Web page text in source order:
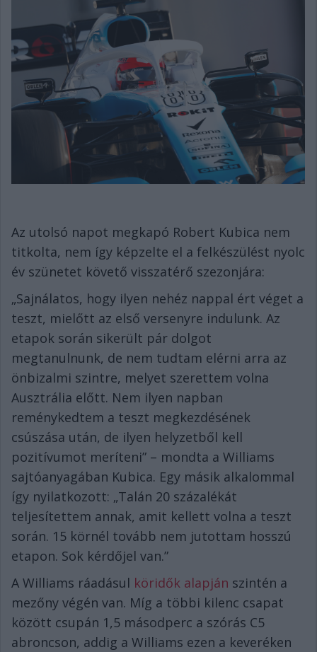
Az utolsó napot megkapó Robert Kubica nem
titkolta, nem így képzelte el a felkészülést nyolc
év szünetet követő visszatérő szezonjára:
„Sajnálatos, hogy ilyen nehéz nappal ért véget a
teszt, mielőtt az első versenyre indulunk. Az
etapok során sikerült pár dolgot
megtanulnunk, de nem tudtam elérni arra az
önbizalmi szintre, melyet szerettem volna
Ausztrália előtt. Nem ilyen napban
reménykedtem a teszt megkezdésének
csúszása után, de ilyen helyzetből kell
pozitívumot meríteni” – mondta a Williams
sajtóanyagában Kubica. Egy másik alkalommal
így nyilatkozott: „Talán 20 százalékát
teljesítettem annak, amit kellett volna a teszt
során. 15 körnél tovább nem jutottam hosszú
etapon. Sok kérdőjel van.”
A Williams ráadásul köridők alapján szintén a
mezőny végén van. Míg a többi kilenc csapat
között csupán 1,5 másodperc a szórás C5
abroncson, addig a Williams ezen a keveréken